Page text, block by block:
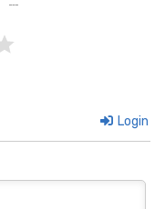
Login